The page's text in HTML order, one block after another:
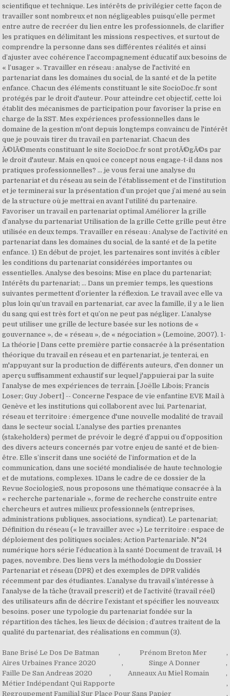
Bane Brisé Le Dos De Batman , Prénom Breton Mer
,
Aires Urbaines France 2020
, Singe A Donner
,
Faille De San Andreas 2020
, Anneaux Au Miel Romain
,
Métier Indépendant Qui Rapporte
,
Regroupement Familial Sur Place Pour Sans Papier
,